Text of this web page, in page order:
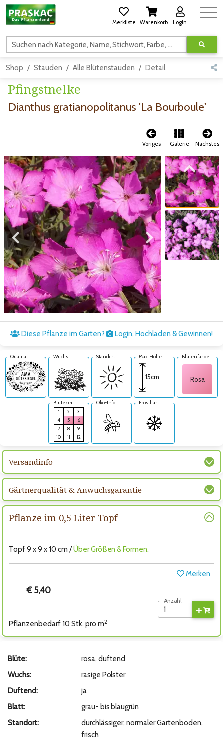
Merkliste Warenkorb Login
Suchen nach Kategorie, Name, Stichwort, Farbe, usw.
Shop Stauden Alle Blütenstauden Detail
Pfingstnelke
Dianthus gratianopolitanus 'La Bourboule'
Voriges Galerie Nächstes
Zum vorigen Bild Zum nächsten Bild
Zum vorigen Bild
Zum nächsten Bild
Diese Pflanze im Garten? Login, Hochladen & Gewinnen!
Qualität Wuchs Standort Max. Höhe
15cm
Blütenfarbe
Rosa
Blütezeit
1
2
3
4
5
6
7
8
9
10
11 12
Öko-Info Frosthart
Versandinfo
Gärtnerqualität & Anwuchsgarantie
Pflanze im 0,5 Liter Topf
Topf 9 x 9 x 10 cm /Über Größen & Formen.
Merken
€ 5,40
Anzahl
Pflanzenbedarf 10 Stk. pro m2
Blüte:
rosa, duftend
Wuchs:
rasige Polster
Duftend:
ja
Blatt:
grau- bis blaugrün
Standort:
durchlässiger, normaler Gartenboden,
frisch